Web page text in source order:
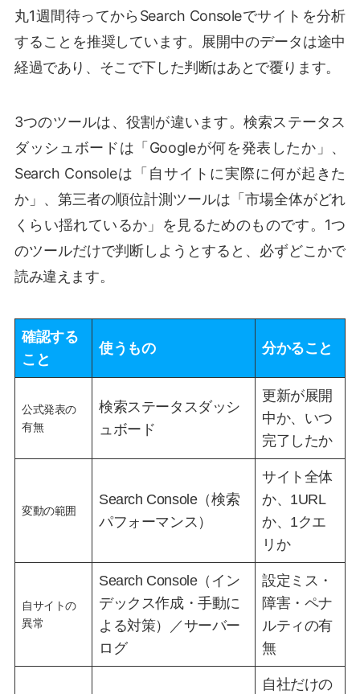
丸1週間待ってからSearch Consoleでサイトを分析
することを推奨しています。展開中のデータは途中
経過であり、そこで下した判断はあとで覆ります。
3つのツールは、役割が違います。検索ステータス
ダッシュボードは「Googleが何を発表したか」、
Search Consoleは「自サイトに実際に何が起きた
か」、第三者の順位計測ツールは「市場全体がどれ
くらい揺れているか」を見るためのものです。1つ
のツールだけで判断しようとすると、必ずどこかで
読み違えます。
確認する
こと
使うもの 分かること
公式発表の
有無
検索ステータスダッシ
ュボード
更新が展開
中か、いつ
完了したか
変動の範囲
Search Console（検索
パフォーマンス）
サイト全体
か、1URL
か、1クエ
リか
自サイトの
異常
Search Console（イン
デックス作成・手動に
よる対策）／サーバー
ログ
設定ミス・
障害・ペナ
ルティの有
無
自社だけの